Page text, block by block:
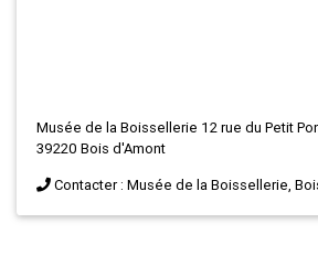
Musée de la Boissellerie 12 rue du Petit
39220 Bois d'Amont
Contacter : Musée de la Boissellerie,